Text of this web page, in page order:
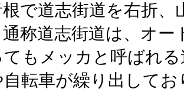
で道志街道を右折、
称道志街道は、オ
てもメッカと呼ばれ
自転車が繰り出して